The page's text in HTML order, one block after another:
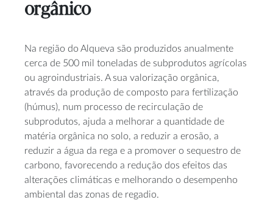
orgânico
Na região do Alqueva são produzidos anualmente
cerca de 500 mil toneladas de subprodutos agrícolas
ou agroindustriais. A sua valorização orgânica,
através da produção de composto para fertilização
(húmus), num processo de recirculação de
subprodutos, ajuda a melhorar a quantidade de
matéria orgânica no solo, a reduzir a erosão, a
reduzir a água da rega e a promover o sequestro de
carbono, favorecendo a redução dos efeitos das
alterações climáticas e melhorando o desempenho
ambiental das zonas de regadio.